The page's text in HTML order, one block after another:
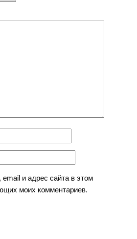
и адрес сайта в этом
моих комментариев.